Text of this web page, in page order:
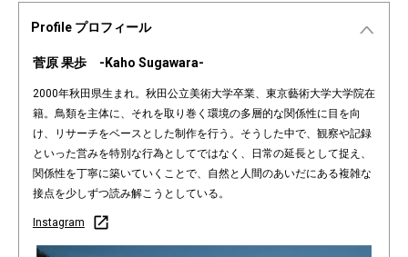
Profile プロフィール
菅原 果歩 -Kaho Sugawara-
2000年秋田県生まれ。秋田公立美術大学卒業、東京藝術大学大学院在
籍。鳥類を主体に、それを取り巻く環境の多層的な関係性に目を向
け、リサーチをベースとした制作を行う。そうした中で、観察や記録
といった営みを特別な行為としてではなく、日常の延長として捉え、
関係性を丁寧に築いていくことで、自然と人間のあいだにある複雑な
接点を少しずつ読み解こうとしている。
Instagram